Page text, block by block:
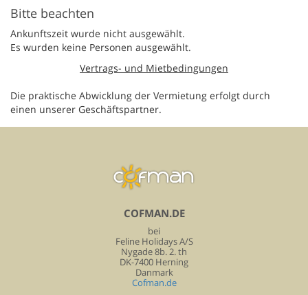
Bitte beachten
Ankunftszeit wurde nicht ausgewählt.
Es wurden keine Personen ausgewählt.
Vertrags- und Mietbedingungen
Die praktische Abwicklung der Vermietung erfolgt durch
einen unserer Geschäftspartner.
COFMAN.DE
bei
Feline Holidays A/S
Nygade 8b. 2. th
DK-7400 Herning
Danmark
Cofman.de